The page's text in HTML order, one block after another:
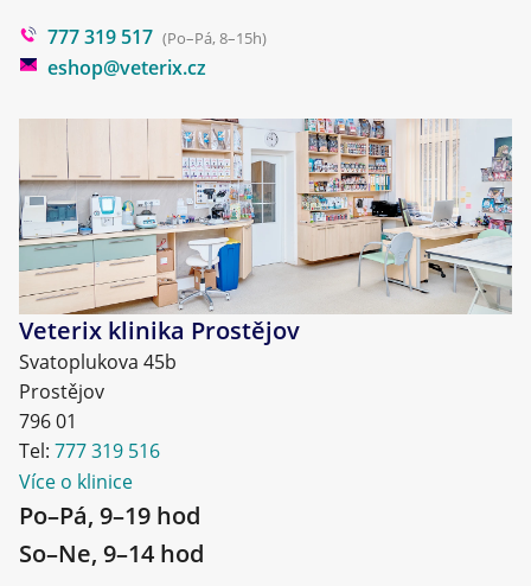
Blog
777 319 517 (Po–Pá, 8–15h)
eshop@veterix.cz
Veterix klinika Prostějov
Svatoplukova 45b
Prostějov
796 01
Tel: 777 319 516
Více o klinice
Po–Pá, 9–19 hod
So–Ne, 9–14 hod